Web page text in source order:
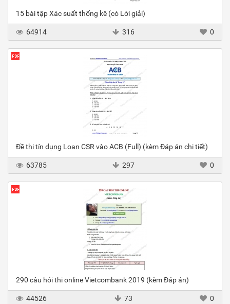
15 bài tập Xác suất thống kê (có Lời giải)
64914 316 0
Đề thi tín dụng Loan CSR vào ACB (Full) (kèm Đáp án chi tiết)
63785 297 0
290 câu hỏi thi online Vietcombank 2019 (kèm Đáp án)
44526 73 0